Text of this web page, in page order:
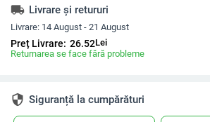
local_shipping Livrare și retururi
Livrare: 14 August - 21 August
Preț Livrare: 26.52Lei
Returnarea se face fără probleme
security Siguranță la cumpărături